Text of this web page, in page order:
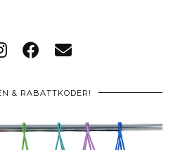
& RABATTKODER!